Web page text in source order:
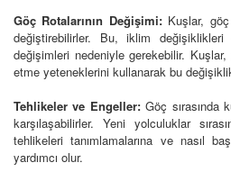
Göç Rotalarının Değişimi:Kuşlar, göç
değiştirebilirler. Bu, iklim değişiklikleri
değişimleri nedeniyle gerekebilir.
etme yeteneklerini kullanarak bu
Tehlikeler ve Engeller:Göç sırasında
karşılaşabilirler. Yeni yolculuklar
tehlikeleri tanımlamalarına ve nasıl
yardımcı olur.